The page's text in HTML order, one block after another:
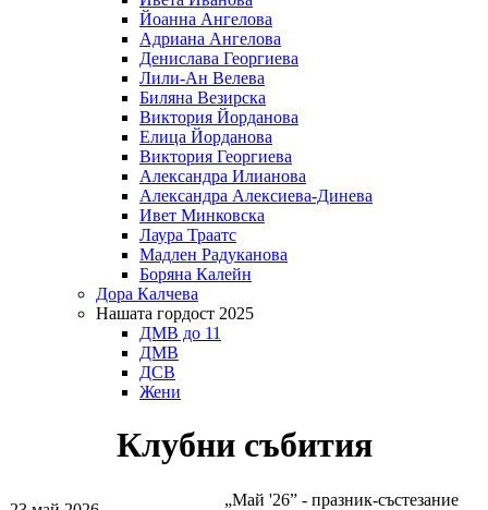
Йоанна Ангелова
Адриана Ангелова
Денислава Георгиева
Лили-Ан Велева
Биляна Везирска
Виктория Йорданова
Елица Йорданова
Виктория Георгиева
Александра Илианова
Александра Алексиева-Динева
Ивет Минковска
Лаура Траатс
Мадлен Радуканова
Боряна Калейн
Дора Калчева
Нашата гордост 2025
ДМВ до 11
ДМВ
ДСВ
Жени
Клубни събития
„Май '26” - празник-състезание